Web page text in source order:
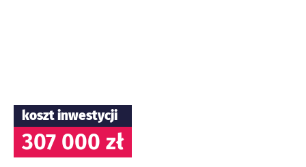
koszt inwestycji
307 000 zł